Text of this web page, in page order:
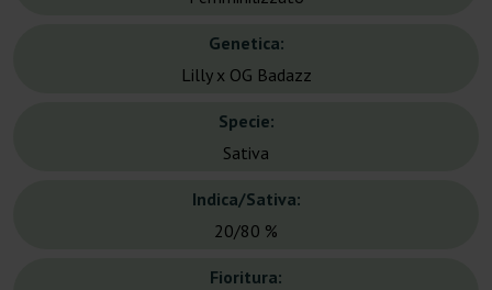
Genetica:
Lilly x OG Badazz
Specie:
Sativa
Indica/Sativa:
20/80 %
Fioritura: